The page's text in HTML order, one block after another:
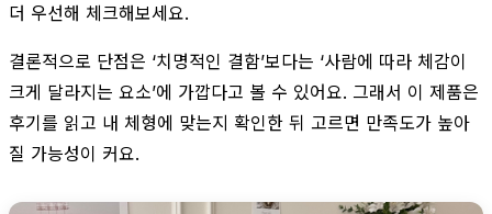
더 우선해 체크해보세요.
결론적으로 단점은 ‘치명적인 결함’보다는 ‘사람에 따라 체감이
크게 달라지는 요소’에 가깝다고 볼 수 있어요. 그래서 이 제품은
후기를 읽고 내 체형에 맞는지 확인한 뒤 고르면 만족도가 높아
질 가능성이 커요.